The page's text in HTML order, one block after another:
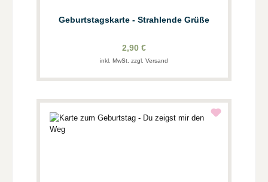
Geburtstagskarte - Strahlende Grüße
2,90 €
inkl. MwSt. zzgl. Versand